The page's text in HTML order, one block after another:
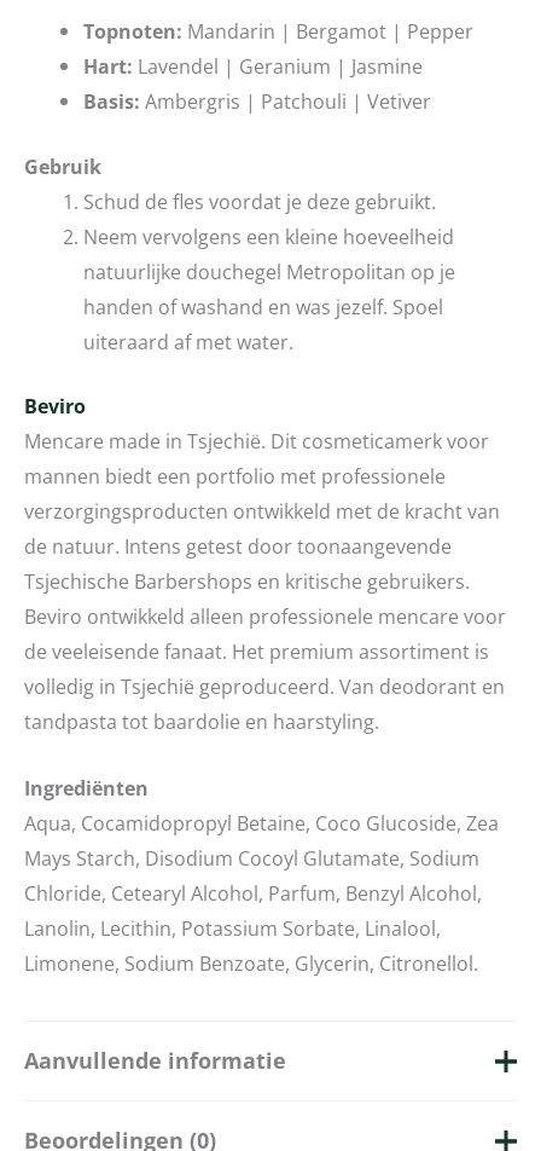
Topnoten: Mandarin | Bergamot | Pepper
Hart: Lavendel | Geranium | Jasmine
Basis:Ambergris | Patchouli | Vetiver
Gebruik
Schud de fles voordat je deze gebruikt.
Neem vervolgens een kleine hoeveelheid
natuurlijke douchegel Metropolitan op je
handen of washand en was jezelf. Spoel
uiteraard af met water.
Beviro
Mencare made in Tsjechië. Dit cosmeticamerk voor
mannen biedt een portfolio met professionele
verzorgingsproducten ontwikkeld met de kracht van
de natuur. Intens getest door toonaangevende
Tsjechische Barbershops en kritische gebruikers.
Beviro ontwikkeld alleen professionele mencare voor
de veeleisende fanaat. Het premium assortiment is
volledig in Tsjechië geproduceerd. Van deodorant en
tandpasta tot baardolie en haarstyling.
Ingrediënten
Aqua, Cocamidopropyl Betaine, Coco Glucoside, Zea
Mays Starch, Disodium Cocoyl Glutamate, Sodium
Chloride, Cetearyl Alcohol, Parfum, Benzyl Alcohol,
Lanolin, Lecithin, Potassium Sorbate, Linalool,
Limonene, Sodium Benzoate, Glycerin, Citronellol.
Aanvullende informatie
Beoordelingen (0)